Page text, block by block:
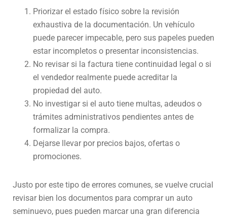
Priorizar el estado físico sobre la revisión
exhaustiva de la documentación. Un vehículo
puede parecer impecable, pero sus papeles pueden
estar incompletos o presentar inconsistencias.
No revisar si la factura tiene continuidad legal o si
el vendedor realmente puede acreditar la
propiedad del auto.
No investigar si el auto tiene multas, adeudos o
trámites administrativos pendientes antes de
formalizar la compra.
Dejarse llevar por precios bajos, ofertas o
promociones.
Justo por este tipo de errores comunes, se vuelve crucial
revisar bien los documentos para comprar un auto
seminuevo, pues pueden marcar una gran diferencia